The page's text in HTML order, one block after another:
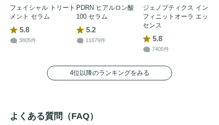
フェイシャル トリート
メント セラム
5.8
3805件
PDRN ヒアルロン酸
100 セラム
5.2
11679件
ジェノプティクス イン
フィニットオーラ エッ
センス
5.8
7405件
4位以降のランキングをみる
よくある質問（FAQ）